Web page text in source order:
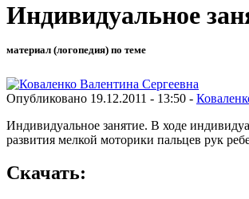
Индивидуальное
материал (логопедия) по теме
Опубликовано 19.12.2011 - 13:50 -
Индивидуальное занятие. В ходе
развития мелкой моторики пальцев рук
Скачать: